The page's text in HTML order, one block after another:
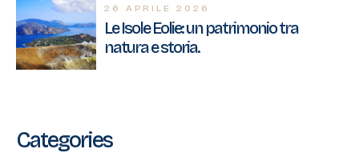
26 APRILE 2026
Le Isole Eolie: un patrimonio tra
natura e storia.
Categories